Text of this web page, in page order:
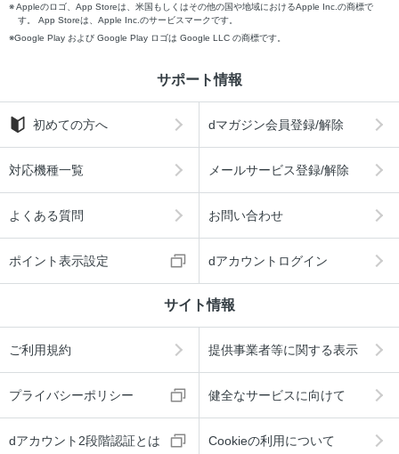
Appleのロゴ、App Storeは、米国もしくはその他の国や地域におけるApple Inc.の商標で
す。 App Storeは、Apple Inc.のサービスマークです。
Google Play および Google Play ロゴは Google LLC の商標です。
サポート情報
初めての方へ dマガジン会員登録/解除
対応機種一覧 メールサービス登録/解除
よくある質問 お問い合わせ
ポイント表示設定 dアカウントログイン
サイト情報
ご利用規約 提供事業者等に関する表示
プライバシーポリシー 健全なサービスに向けて
dアカウント2段階認証とは Cookieの利用について